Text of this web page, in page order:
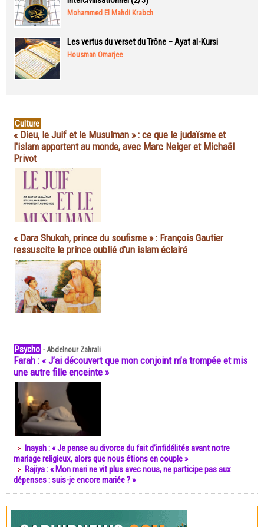
Mohammed El Mahdi Krabch
Les vertus du verset du Trône – Ayat al-Kursi
Housman Omarjee
Culture
« Dieu, le Juif et le Musulman » : ce que le judaïsme et
l'islam apportent au monde, avec Marc Neiger et Michaël
Privot
« Dara Shukoh, prince du soufisme » : François Gautier
ressuscite le prince oublié d'un islam éclairé
Psycho -Abdelnour Zahrali
Farah : « J’ai découvert que mon conjoint m’a trompée et mis
une autre fille enceinte »
Inayah : « Je pense au divorce du fait d’infidélités avant notre
mariage religieux, alors que nous étions en couple »
Rajiya : « Mon mari ne vit plus avec nous, ne participe pas aux
dépenses : suis-je encore mariée ? »